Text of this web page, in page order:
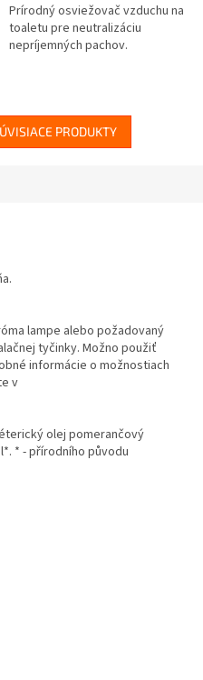
Prírodný osviežovač vzduchu na
toaletu pre neutralizáciu
nepríjemných pachov.
PRODUKTY
lampe alebo požadovaný
tyčinky. Možno použiť
informácie o možnostiach
v
olej pomerančový
* - přírodního původu